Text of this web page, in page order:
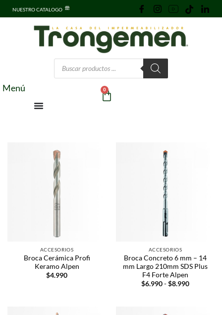
NUESTRO CATALOGO
Menú 0
ACCESORIOS
Broca Cerámica Profi
Keramo Alpen
$4.990
ACCESORIOS
Broca Concreto 6 mm – 14
mm Largo 210mm SDS Plus
F4 Forte Alpen
$6.990-$8.990